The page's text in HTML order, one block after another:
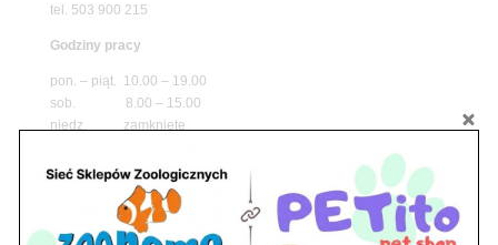
tel. 503 900 215
Godziny pracy
pon. – piąt. 10.00 – 19.00
sob. 8.00 – 15.00
niedz. zamknięte